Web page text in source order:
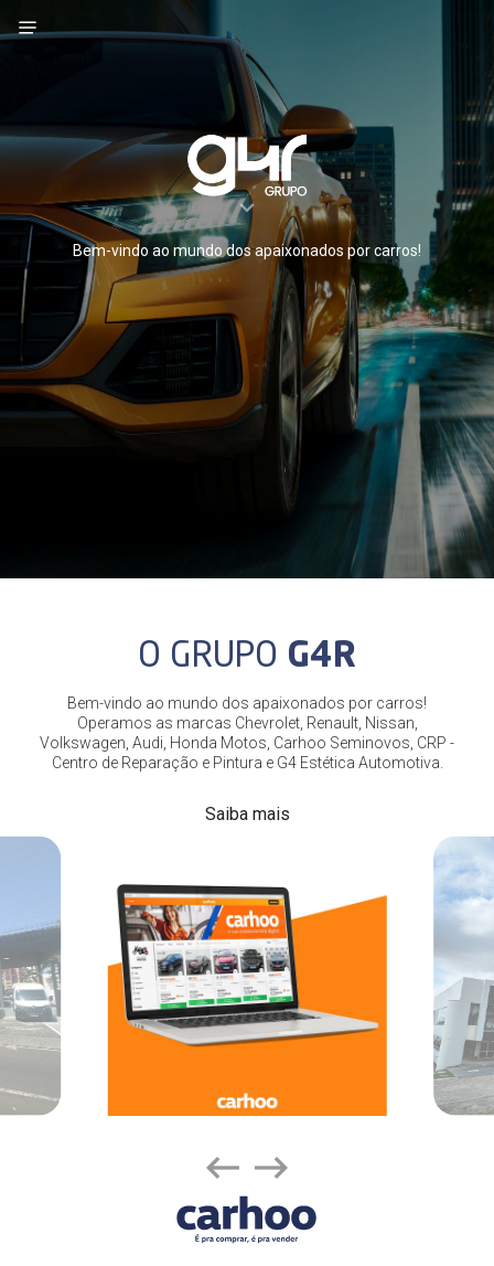
Bem-vindo ao mundo dos apaixonados por carros!
O GRUPO G4R
Bem-vindo ao mundo dos apaixonados por carros!
Operamos as marcas Chevrolet, Renault, Nissan,
Volkswagen, Audi, Honda Motos, Carhoo Seminovos, CRP -
Centro de Reparação e Pintura e G4 Estética Automotiva.
Saiba mais